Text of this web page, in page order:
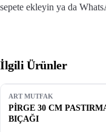
sepete ekleyin ya da
İlgili Ürünler
ART MUTFAK
PİRGE 30 CM
BIÇAĞI